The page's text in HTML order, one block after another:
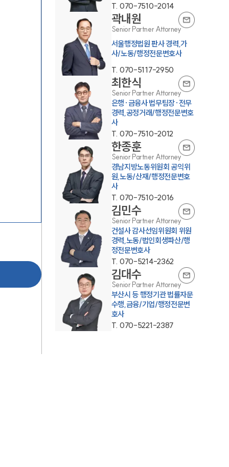
그룹소개
그룹소개
대륜의 강점
오시는 길
글로벌 파트너 로펌
고객의 소리
통합검색
AI대륜
업무사례
주요 업무사례
사례분석/최신동향
T. 070-7510-2014
곽내원
Senior Partner Attorney
서울행정법원 판사 경력,가
사/노동/행정전문변호사
T. 070-5117-2950
최한식
Senior Partner Attorney
은행·금융사 법무팀장·전무
경력,공정거래/행정전문변호
사
T. 070-7510-2012
한종훈
Senior Partner Attorney
경남지방노동위원회 공익위
원,노동/산재/행정전문변호
사
T. 070-7510-2016
김민수
Senior Partner Attorney
건설사 감사선임위원회 위원
경력,노동/법인회생파산/행
정전문변호사
T. 070-5214-2362
김대수
Senior Partner Attorney
부산시 등 행정기관 법률자문
수행,금융/기업/행정전문변
호사
T. 070-5221-2387